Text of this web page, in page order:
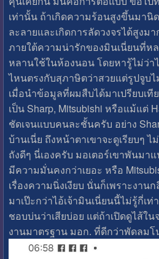
เท่านั้น ถ้าเกิดความร้อนสูงขึ้นมานิ
ละลายและเกิดการลัดวงจรได้สูง
ภายใต้ความน่ารักของมินเนี่ยนที่ห
หลานใช้ในห้องนอน โดยหารู้ไม่ว่า
ไหนตรงกับสุภาษิตว่าสวยแต่รูปจูบ
เมื่อนำข้อมูลที่ผมสืบได้มาเปรียบเ
เป็น Sharp, Mitsubishi หรือแม้แต่
ชัดเจนแบบคนละชั้นครับ อย่าง
บ้านเนี่ย ถึงหน้าตาเขาจะดูเรียบๆ
ถังดีๆ นี่เองครับ มอเตอร์เขาพันม
มีความมั่นคงกว่าเยอะ หรือ
เรื่องความนิ่งเงียบ นั่นก็เพราะงา
มาเป๊ะกว่าไอ้เจ้ามินเนี่ยนนี้ไม่รู้กี่เ
ชอบบ่นว่าเสียบ่อย แต่ถ้าเปิดดูไส้ใน
งานมาตรฐาน มอก. ที่ดีกว่าพัดลมโ